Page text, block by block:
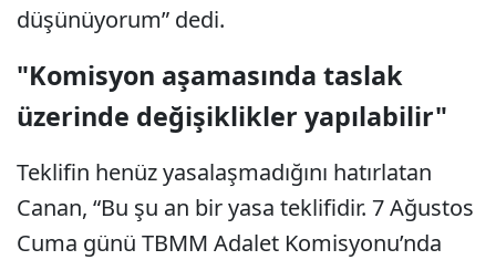
düşünüyorum” dedi.
"Komisyon aşamasında taslak
üzerinde değişiklikler yapılabilir"
Teklifin henüz yasalaşmadığını hatırlatan
Canan, “Bu şu an bir yasa teklifidir. 7 Ağustos
Cuma günü TBMM Adalet Komisyonu’nda